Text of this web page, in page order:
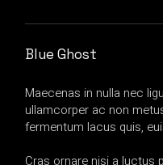
Blue Ghost
Maecenas in nulla nec
ullamcorper ac non
fermentum lacus quis,
Cras ornare nisi a luctus